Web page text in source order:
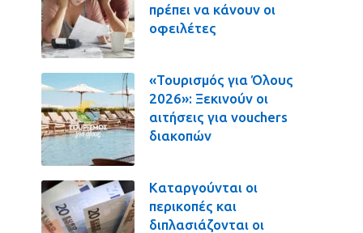
πρέπει να κάνουν οι
οφειλέτες
«Τουρισμός για Όλους
2026»: Ξεκινούν οι
αιτήσεις για vouchers
διακοπών
Καταργούνται οι
περικοπές και
διπλασιάζονται οι